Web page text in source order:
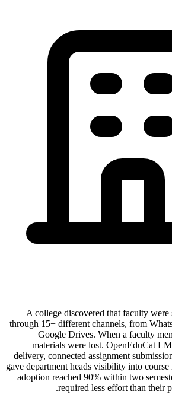
A college discovered that faculty were
through 15+ different channels, from
Google Drives. When a faculty
materials were lost. OpenEduCat
delivery, connected assignment
gave department heads visibility into
adoption reached 90% within two
required less effort than their